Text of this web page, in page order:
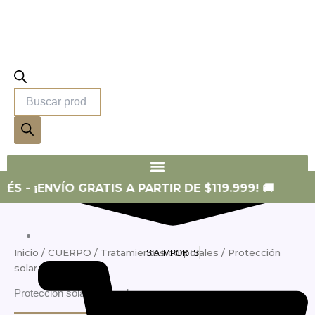
SIA IMPORTS
- ¡ENVÍO GRATIS A PARTIR DE $119.999! 🚚
Inicio / CUERPO / Tratamientos corporales / Protección
solar corporal
Protección solar corporal